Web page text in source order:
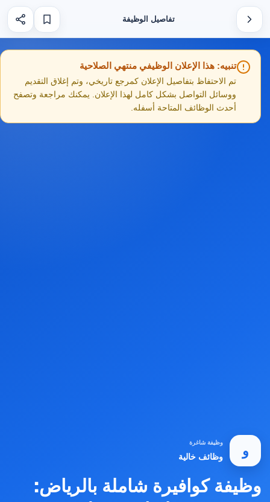
تفاصيل الوظيفة
تنبيه: هذا الإعلان الوظيفي منتهي الصلاحية
تم الاحتفاظ بتفاصيل الإعلان كمرجع تاريخي، وتم إغلاق التقديم
ووسائل التواصل بشكل كامل لهذا الإعلان. يمكنك مراجعة وتصفح
أحدث الوظائف المتاحة أسفله.
و
وظيفة شاغرة
وظائف خالية
وظيفة كوافيرة شاملة بالرياض: